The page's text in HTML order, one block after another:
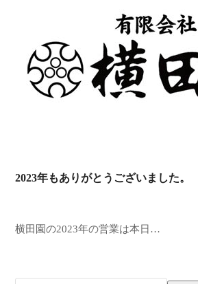
2023年もありがとうございました。
横田園の2023年の営業は本日…